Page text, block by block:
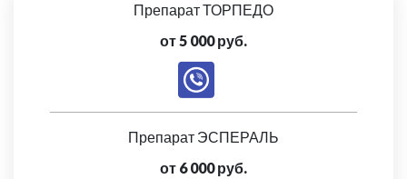
Препарат ТОРПЕДО
от 5 000 руб.
Препарат ЭСПЕРАЛЬ
от 6 000 руб.